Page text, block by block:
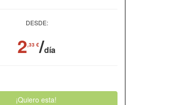
DESDE:
2,33 €/día
¡Quiero esta!